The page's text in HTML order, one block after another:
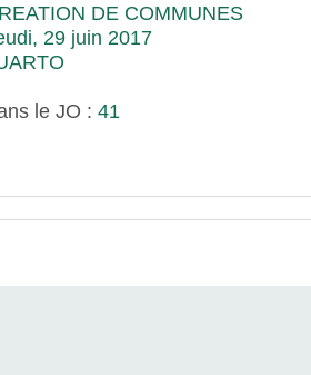
DE COMMUNES
29 juin 2017
le JO : 41